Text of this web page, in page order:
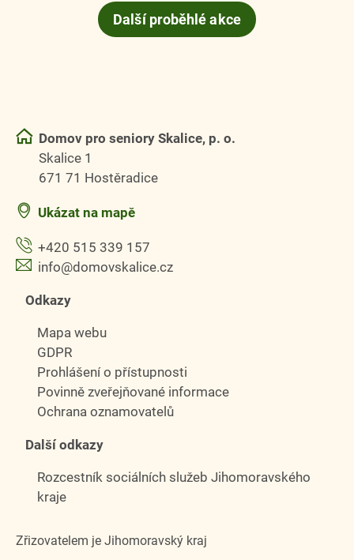
Další proběhlé akce
Domov pro seniory Skalice, p. o.
Skalice 1
671 71 Hostěradice
Ukázat na mapě
+420 515 339 157
info@domovskalice.cz
Odkazy
Mapa webu
GDPR
Prohlášení o přístupnosti
Povinně zveřejňované informace
Ochrana oznamovatelů
Další odkazy
Rozcestník sociálních služeb Jihomoravského
kraje
Zřizovatelem je Jihomoravský kraj